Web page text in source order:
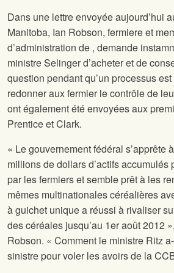
Dans une lettre envoyée aujourd’hui
Manitoba, Ian Robson, fermiere et
d’administration de , demande
ministre Selinger d’acheter et de
question pendant qu’un processus
redonner aux fermier le contrôle de
ont également été envoyées aux
Prentice et Clark.
« Le gouvernement fédéral s’apprête
millions de dollars d’actifs
par les fermiers et semble prêt à les
mêmes multinationales céréalières
à guichet unique a réussi à rivaliser
des céréales jusqu’au 1er août 2012
Robson. « Comment le ministre Ritz
sinistre pour voler les avoirs de la